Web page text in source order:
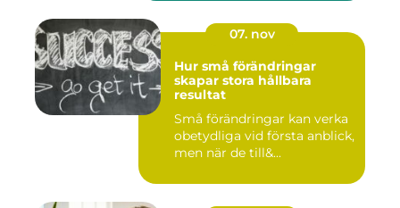
07. nov
Hur små förändringar
skapar stora hållbara
resultat
Små förändringar kan verka
obetydliga vid första anblick,
men när de till&...